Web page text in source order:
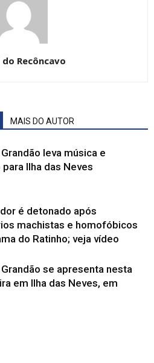
Recôncavo
MAIS DO AUTOR
leva música e
Ilha das Neves
é detonado após
machistas e homofóbicos
do Ratinho; veja vídeo
se apresenta nesta
em Ilha das Neves, em